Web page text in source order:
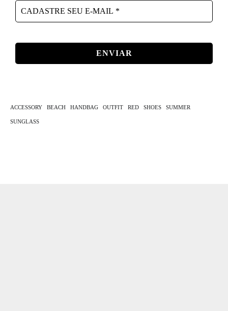
CADASTRE
SEU
*
ACCESSORY BEACH HANDBAG OUTFIT RED SHOES SUMMER
SUNGLASS